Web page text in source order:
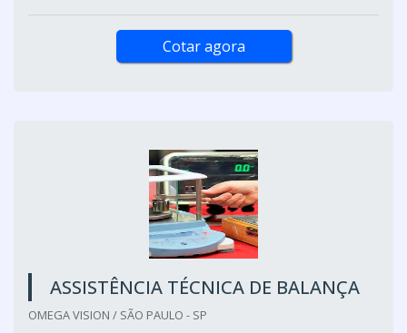
Cotar agora
ASSISTÊNCIA TÉCNICA DE BALANÇA
OMEGA VISION / SÃO PAULO - SP